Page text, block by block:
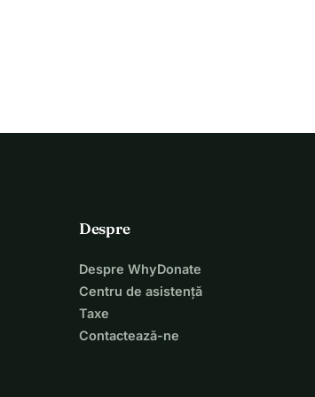
Despre
Despre WhyDonate
Centru de asistență
Taxe
Contactează-ne